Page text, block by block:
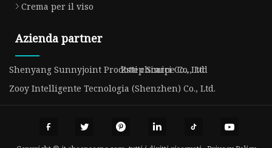
Crema per il viso
Azienda partner
Shenyang Sunnyjoint Prodotti chimici Co., Ltd
Zstep Scarpe Co., Ltd
Zooy Intelligente Tecnologia (Shenzhen) Co., Ltd.